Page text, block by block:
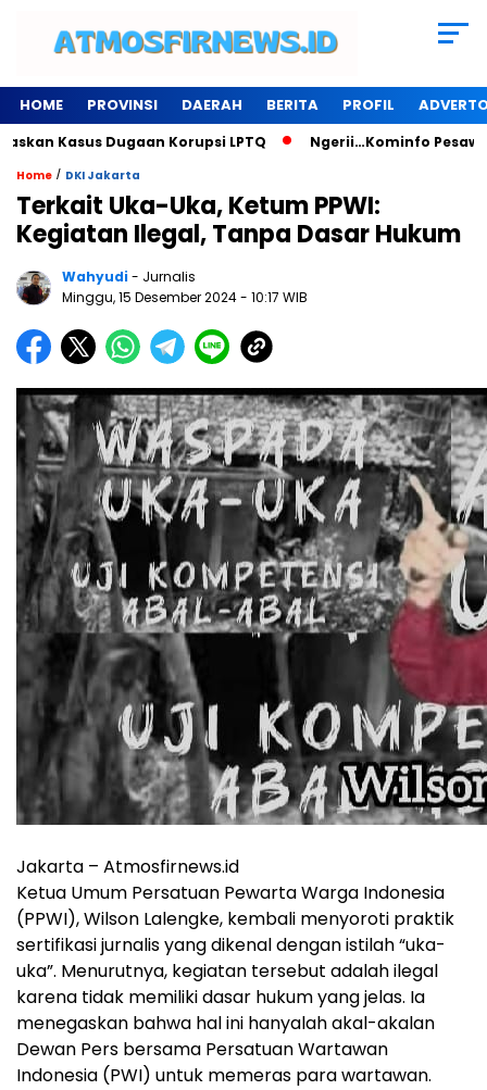
HOME PROVINSI DAERAH BERITA PROFIL
Kasus Dugaan Korupsi LPTQ Ngerii…Kominfo
Home / DKI Jakarta
Terkait Uka-Uka, Ketum PPWI:
Kegiatan Ilegal, Tanpa Dasar Hukum
Wahyudi- Jurnalis
Minggu, 15 Desember 2024- 10:17 WIB
Jakarta – Atmosfirnews.id
Ketua Umum Persatuan Pewarta Warga Indonesia
(PPWI), Wilson Lalengke, kembali menyoroti praktik
sertifikasi jurnalis yang dikenal dengan istilah “uka-
uka”. Menurutnya, kegiatan tersebut adalah ilegal
karena tidak memiliki dasar hukum yang jelas. Ia
menegaskan bahwa hal ini hanyalah akal-akalan
Dewan Pers bersama Persatuan Wartawan
Indonesia (PWI) untuk memeras para wartawan.